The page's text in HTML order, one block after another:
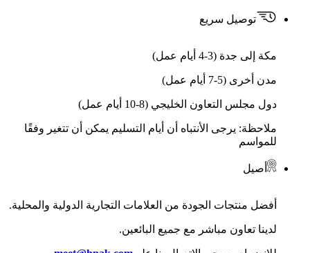
توصيل سريع
مكة إلى جدة (3-4 أيام عمل)
مدن أخرى (5-7 أيام عمل)
دول مجلس التعاون الخليجي (8-10 أيام عمل)
ملاحظة: يرجى الأنتباه أن أيام التسليم يمكن أن تتغير وفقًا
للمواسم
أصيل
أفضل منتجات الجودة من العلامات التجارية الدولية والمحلية.
لدينا تعاون مباشر مع جميع البائعين.